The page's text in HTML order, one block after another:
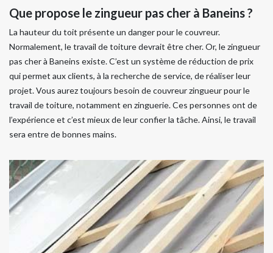
Que propose le zingueur pas cher à Baneins ?
La hauteur du toit présente un danger pour le couvreur.
Normalement, le travail de toiture devrait être cher. Or, le zingueur
pas cher à Baneins existe. C’est un système de réduction de prix
qui permet aux clients, à la recherche de service, de réaliser leur
projet. Vous aurez toujours besoin de couvreur zingueur pour le
travail de toiture, notamment en zinguerie. Ces personnes ont de
l’expérience et c’est mieux de leur confier la tâche. Ainsi, le travail
sera entre de bonnes mains.